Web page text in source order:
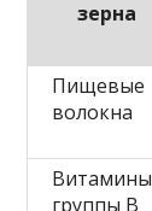
зерна
Пищевые
волокна
Витамины
группы B